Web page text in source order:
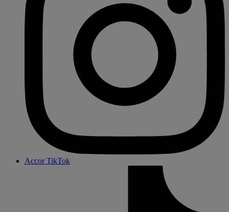
Accor TikTok